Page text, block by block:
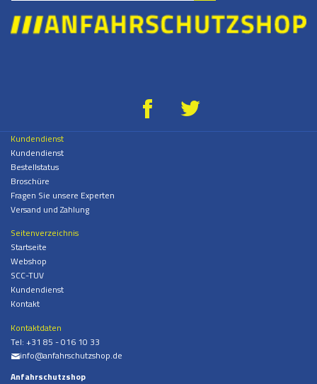
g *
Kundendienst
Kundendienst
Bestellstatus
Broschüre
Fragen Sie unsere Experten
Versand und Zahlung
Seitenverzeichnis
Startseite
Webshop
SCC-TUV
Kundendienst
Kontakt
Kontaktdaten
Tel: +31 85 - 016 10 33
%info@anfahrschutzshop.de
Anfahrschutzshop